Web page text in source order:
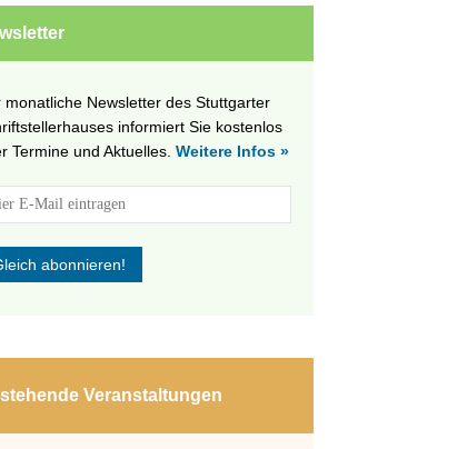
monatliche Newsletter des Stuttgarter
informiert Sie kostenlos
Termine und Aktuelles. Weitere Infos »
Veranstaltungen